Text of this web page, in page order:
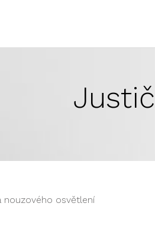
nouzového osvětlení